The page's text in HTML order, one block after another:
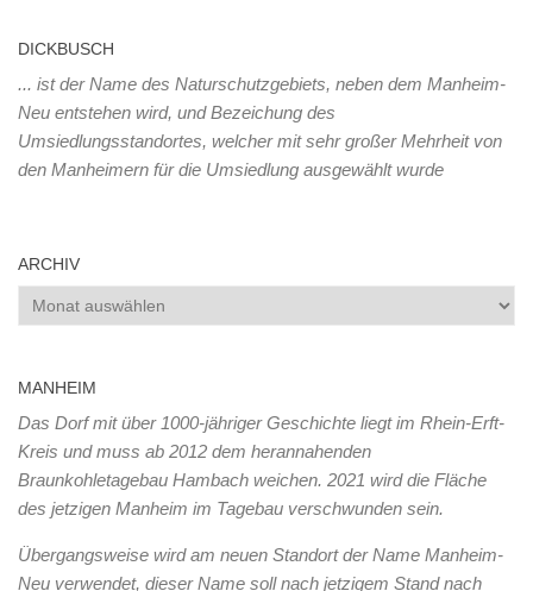
DICKBUSCH
... ist der Name des Naturschutzgebiets, neben dem Manheim-
Neu entstehen wird, und Bezeichung des
Umsiedlungsstandortes, welcher mit sehr großer Mehrheit von
den Manheimern für die Umsiedlung ausgewählt wurde
ARCHIV
Archiv
MANHEIM
Das Dorf mit über 1000-jähriger Geschichte liegt im Rhein-Erft-
Kreis und muss ab 2012 dem herannahenden
Braunkohletagebau Hambach weichen. 2021 wird die Fläche
des jetzigen Manheim im Tagebau verschwunden sein.
Übergangsweise wird am neuen Standort der Name Manheim-
Neu verwendet, dieser Name soll nach jetzigem Stand nach